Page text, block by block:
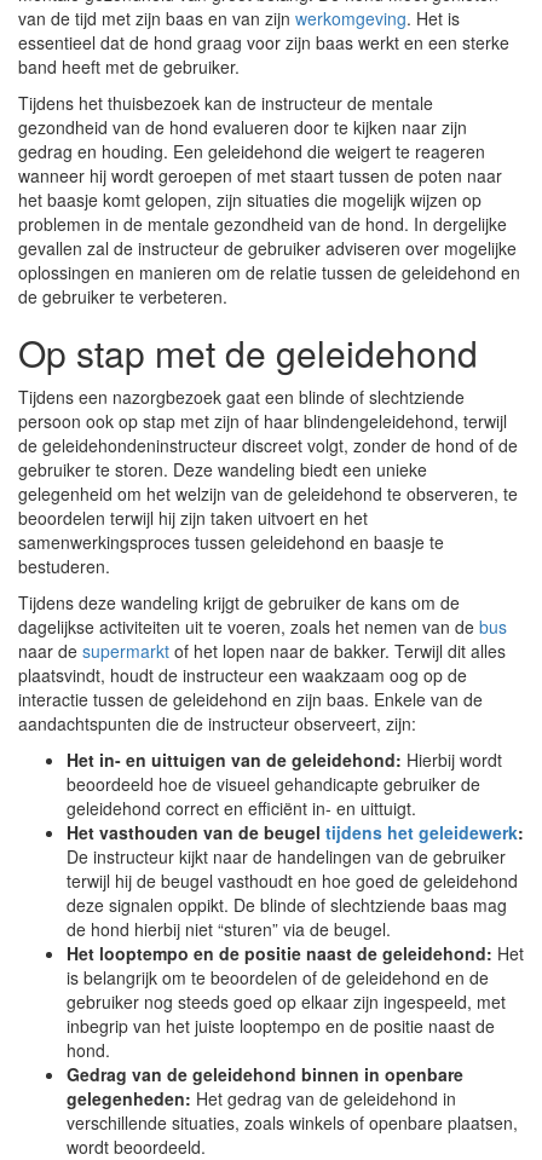
van de tijd met zijn baas en van zijn werkomgeving. Het is
essentieel dat de hond graag voor zijn baas werkt en een sterke
band heeft met de gebruiker.
Tijdens het thuisbezoek kan de instructeur de mentale
gezondheid van de hond evalueren door te kijken naar zijn
gedrag en houding. Een geleidehond die weigert te reageren
wanneer hij wordt geroepen of met staart tussen de poten naar
het baasje komt gelopen, zijn situaties die mogelijk wijzen op
problemen in de mentale gezondheid van de hond. In dergelijke
gevallen zal de instructeur de gebruiker adviseren over mogelijke
oplossingen en manieren om de relatie tussen de geleidehond en
de gebruiker te verbeteren.
Op stap met de geleidehond
Tijdens een nazorgbezoek gaat een blinde of slechtziende
persoon ook op stap met zijn of haar blindengeleidehond, terwijl
de geleidehondeninstructeur discreet volgt, zonder de hond of de
gebruiker te storen. Deze wandeling biedt een unieke
gelegenheid om het welzijn van de geleidehond te observeren, te
beoordelen terwijl hij zijn taken uitvoert en het
samenwerkingsproces tussen geleidehond en baasje te
bestuderen.
Tijdens deze wandeling krijgt de gebruiker de kans om de
dagelijkse activiteiten uit te voeren, zoals het nemen van de bus
naar de supermarkt of het lopen naar de bakker. Terwijl dit alles
plaatsvindt, houdt de instructeur een waakzaam oog op de
interactie tussen de geleidehond en zijn baas. Enkele van de
aandachtspunten die de instructeur observeert, zijn:
Het in- en uittuigen van de geleidehond: Hierbij wordt
beoordeeld hoe de visueel gehandicapte gebruiker de
geleidehond correct en efficiënt in- en uittuigt.
Het vasthouden van de beugel tijdens het geleidewerk:
De instructeur kijkt naar de handelingen van de gebruiker
terwijl hij de beugel vasthoudt en hoe goed de geleidehond
deze signalen oppikt. De blinde of slechtziende baas mag
de hond hierbij niet “sturen” via de beugel.
Het looptempo en de positie naast de geleidehond: Het
is belangrijk om te beoordelen of de geleidehond en de
gebruiker nog steeds goed op elkaar zijn ingespeeld, met
inbegrip van het juiste looptempo en de positie naast de
hond.
Gedrag van de geleidehond binnen in openbare
gelegenheden: Het gedrag van de geleidehond in
verschillende situaties, zoals winkels of openbare plaatsen,
wordt beoordeeld.